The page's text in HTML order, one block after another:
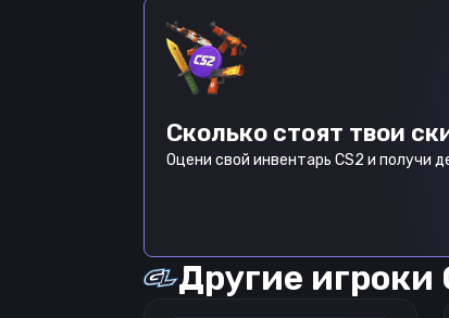
Сколько стоят твои
Оцени свой инвентарь CS2 и получи
Другие игроки